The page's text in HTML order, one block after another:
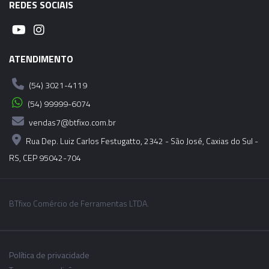
HSK-A100-SF16-160MM
REDES SOCIAIS
ATENDIMENTO
(54) 3021-4119
(54) 99999-6074
vendas7@btfixo.com.br
Rua Dep. Luiz Carlos Festugatto, 2342 - São José, Caxias do Sul -
RS, CEP 95042-704
BTfixo Comércio de Ferramentas LTDA.
Política de privacidade